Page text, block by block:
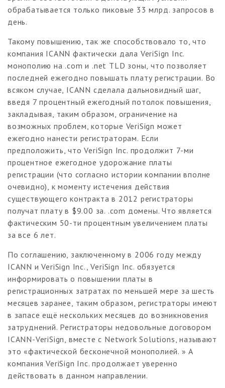
обрабатывается только пиковые 33 млрд. запросов в
день.
Такому повышению, так же способствовало то, что
компания ICANN фактически дала VeriSign Inc.
монополию на .com и .net TLD зоны, что позволяет
последней ежегодно повышать плату регистрации. Во
всяком случае, ICANN сделала дальновидный шаг,
введя 7 процентный ежегодный потолок повышения,
закладывая, таким образом, ограничение на
возможных проблем, которые VeriSign может
ежегодно нанести регистраторам. Если
предположить, что VeriSign Inc. продолжит 7-ми
процентное ежегодное удорожание платы
регистрации (что согласно истории компании вполне
очевидно), к моменту истечения действия
существующего контракта в 2012 регистраторы
получат плату в $9.00 за. .com домены. Что является
фактическим 50-ти процентным увеличением платы
за все 6 лет.
По соглашению, заключенному в 2006 году между
ICANN и VeriSign Inc., VeriSign Inc. обязуется
информировать о повышении платы в
регистрационных затратах по меньшей мере за шесть
месяцев заранее, таким образом, регистраторы имеют
в запасе ещё нескольких месяцев до возникновения
затруднений. Регистраторы недовольные договором
ICANN-VeriSign, вместе с Network Solutions, называют
это «фактической бесконечной монополией. » А
компания VeriSign Inc. продолжает уверенно
действовать в данном направлении.